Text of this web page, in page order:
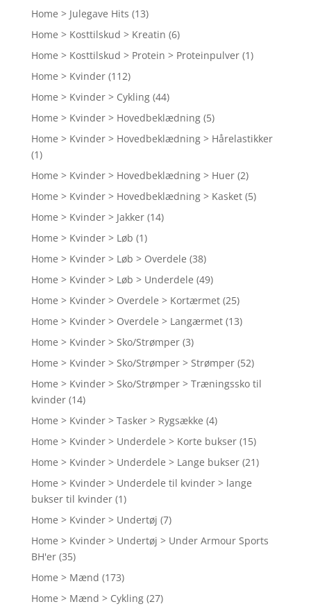
Home > Julegave Hits (13)
Home > Kosttilskud > Kreatin (6)
Home > Kosttilskud > Protein > Proteinpulver (1)
Home > Kvinder (112)
Home > Kvinder > Cykling (44)
Home > Kvinder > Hovedbeklædning (5)
Home > Kvinder > Hovedbeklædning > Hårelastikker
(1)
Home > Kvinder > Hovedbeklædning > Huer (2)
Home > Kvinder > Hovedbeklædning > Kasket (5)
Home > Kvinder > Jakker (14)
Home > Kvinder > Løb (1)
Home > Kvinder > Løb > Overdele (38)
Home > Kvinder > Løb > Underdele (49)
Home > Kvinder > Overdele > Kortærmet (25)
Home > Kvinder > Overdele > Langærmet (13)
Home > Kvinder > Sko/Strømper (3)
Home > Kvinder > Sko/Strømper > Strømper (52)
Home > Kvinder > Sko/Strømper > Træningssko til
kvinder (14)
Home > Kvinder > Tasker > Rygsække (4)
Home > Kvinder > Underdele > Korte bukser (15)
Home > Kvinder > Underdele > Lange bukser (21)
Home > Kvinder > Underdele til kvinder > lange
bukser til kvinder (1)
Home > Kvinder > Undertøj (7)
Home > Kvinder > Undertøj > Under Armour Sports
BH'er (35)
Home > Mænd (173)
Home > Mænd > Cykling (27)